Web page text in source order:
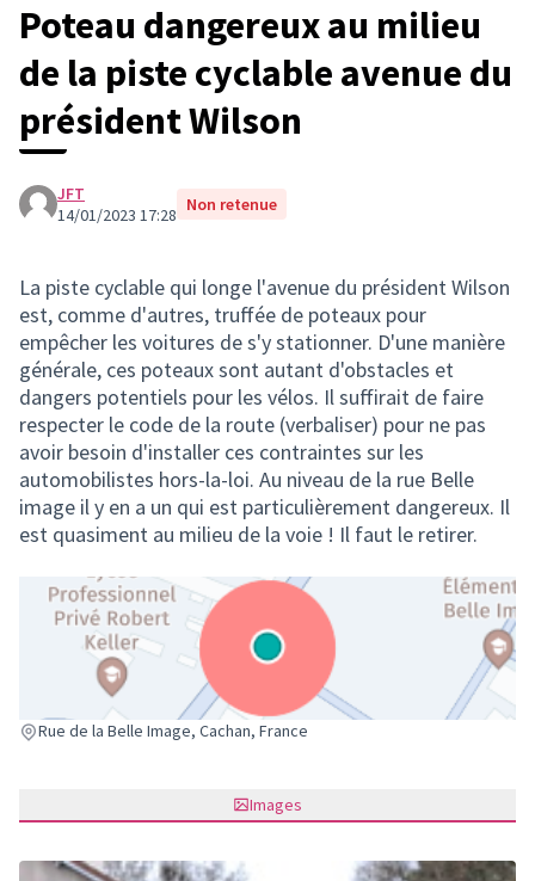
Poteau dangereux au milieu
de la piste cyclable avenue du
président Wilson
JFT
14/01/2023 17:28 Non retenue
La piste cyclable qui longe l'avenue du président Wilson
est, comme d'autres, truffée de poteaux pour
empêcher les voitures de s'y stationner. D'une manière
générale, ces poteaux sont autant d'obstacles et
dangers potentiels pour les vélos. Il suffirait de faire
respecter le code de la route (verbaliser) pour ne pas
avoir besoin d'installer ces contraintes sur les
automobilistes hors-la-loi. Au niveau de la rue Belle
image il y en a un qui est particulièrement dangereux. Il
est quasiment au milieu de la voie ! Il faut le retirer.
Rue de la Belle Image, Cachan, France
(Lien externe)
Images